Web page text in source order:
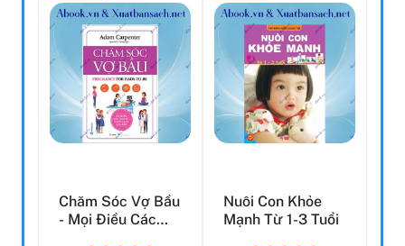
Chăm Sóc Vợ Bầu
- Mọi Điều Các
Nuôi Con Khỏe
Mạnh Từ 1-3 Tuổi